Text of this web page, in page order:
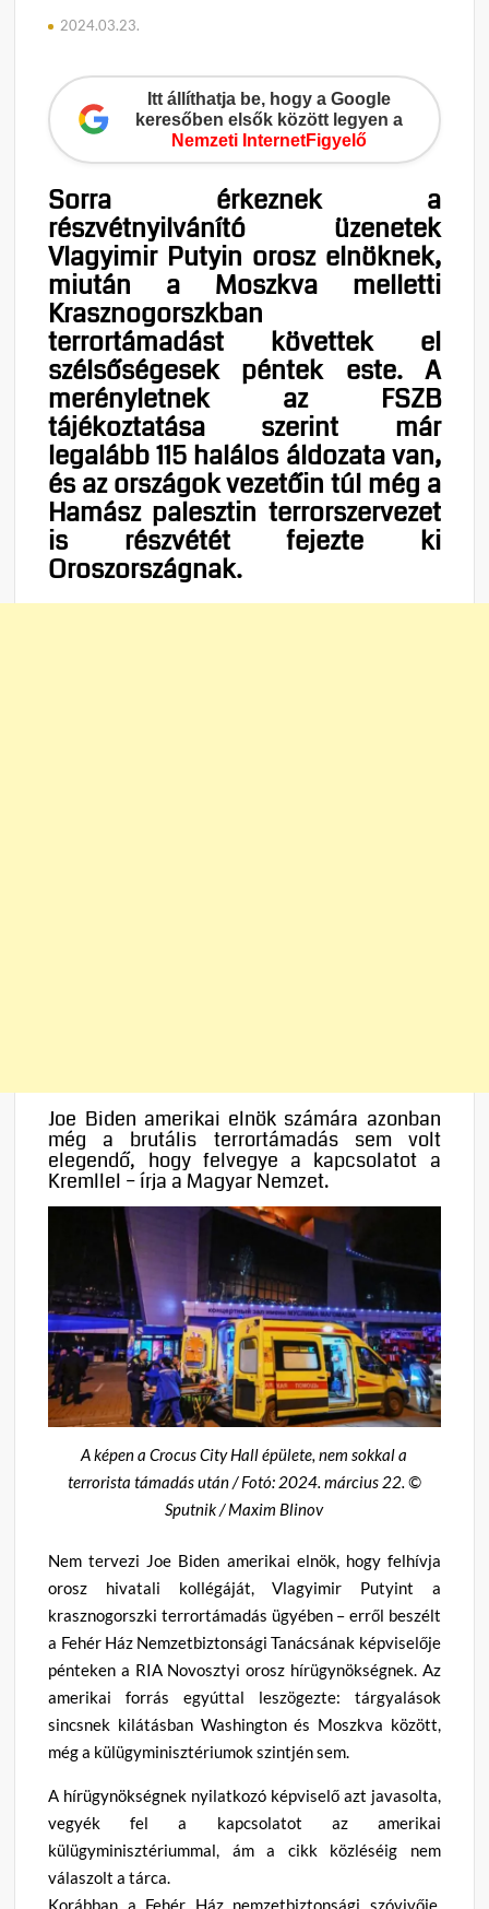
2024.03.23.
Itt állíthatja be, hogy a Google
keresőben elsők között legyen a
Nemzeti InternetFigyelő
Sorra érkeznek a
részvétnyilvánító üzenetek
Vlagyimir Putyin orosz elnöknek,
miután a Moszkva melletti
Krasznogorszkban
terrortámadást követtek el
szélsőségesek péntek este. A
merényletnek az FSZB
tájékoztatása szerint már
legalább 115 halálos áldozata van,
és az országok vezetőin túl még a
Hamász palesztin terrorszervezet
is részvétét fejezte ki
Oroszországnak.
Joe Biden amerikai elnök számára azonban
még a brutális terrortámadás sem volt
elegendő, hogy felvegye a kapcsolatot a
Kremllel – írja a Magyar Nemzet.
A képen a Crocus City Hall épülete, nem sokkal a
terrorista támadás után / Fotó: 2024. március 22. ©
Sputnik / Maxim Blinov
Nem tervezi Joe Biden amerikai elnök, hogy felhívja
orosz hivatali kollégáját, Vlagyimir Putyint a
krasznogorszki terrortámadás ügyében – erről beszélt
a Fehér Ház Nemzetbiztonsági Tanácsának képviselője
pénteken a RIA Novosztyi orosz hírügynökségnek. Az
amerikai forrás egyúttal leszögezte: tárgyalások
sincsnek kilátásban Washington és Moszkva között,
még a külügyminisztériumok szintjén sem.
A hírügynökségnek nyilatkozó képviselő azt javasolta,
vegyék fel a kapcsolatot az amerikai
külügyminisztériummal, ám a cikk közléséig nem
válaszolt a tárca.
Korábban a Fehér Ház nemzetbiztonsági szóvivője,